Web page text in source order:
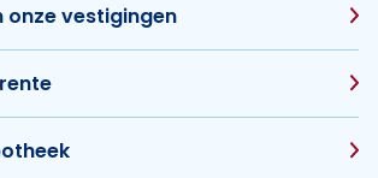
onze vestigingen